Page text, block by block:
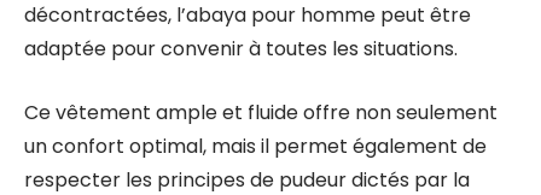
décontractées, l’abaya pour homme peut être
adaptée pour convenir à toutes les situations.
Ce vêtement ample et fluide offre non seulement
un confort optimal, mais il permet également de
respecter les principes de pudeur dictés par la